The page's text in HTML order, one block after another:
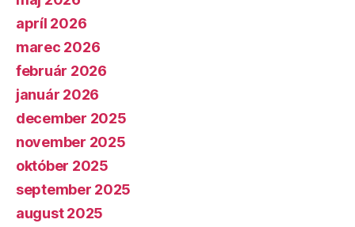
apríl 2026
marec 2026
február 2026
január 2026
december 2025
november 2025
október 2025
september 2025
august 2025